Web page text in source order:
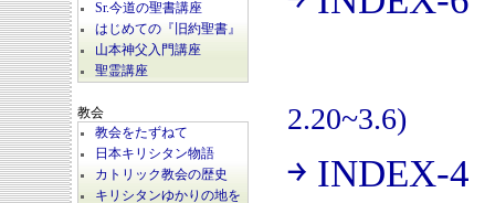
Sr.今道の聖書講座
はじめての『旧約聖書』
山本神父入門講座
聖霊講座
教会
教会をたずねて
日本キリシタン物語
カトリック教会の歴史
キリシタンゆかりの地を
2.20~3.6)
￫ INDEX-4